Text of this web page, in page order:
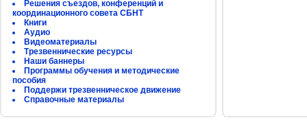
Решения съездов, конференций и
координационного совета СБНТ
Книги
Аудио
Видеоматериалы
Трезвеннические ресурсы
Наши баннеры
Программы обучения и методические
пособия
Поддержи трезвенническое движение
Справочные материалы